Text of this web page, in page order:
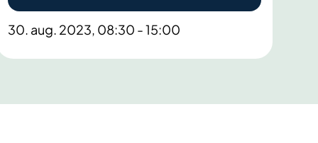
30. aug. 2023, 08:30 - 15:00